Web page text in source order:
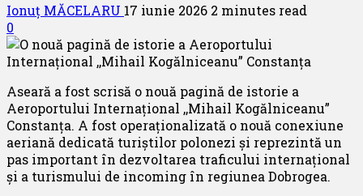
Ionuț MĂCELARU 17 iunie 2026 2 minutes read
0
Aseară a fost scrisă o nouă pagină de istorie a
Aeroportului Internațional ,,Mihail Kogălniceanu”
Constanța. A fost operaționalizată o nouă conexiune
aeriană dedicată turiștilor polonezi și reprezintă un
pas important în dezvoltarea traficului internațional
și a turismului de incoming în regiunea Dobrogea.